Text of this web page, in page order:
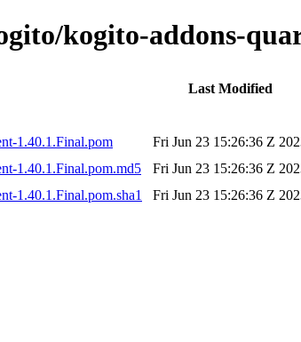
kogito-addons-
Last Modified
1.40.1.Final.pom
Fri Jun 23 15:26:36 Z
1.40.1.Final.pom.md5
Fri Jun 23 15:26:36 Z
1.40.1.Final.pom.sha1
Fri Jun 23 15:26:36 Z